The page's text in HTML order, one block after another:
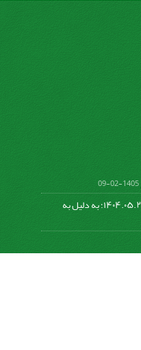
1405-02-09
عدم دسترسی به سایت در تاریخ ۱۴۰۴.۰۵.۲۷؛ به دلیل به